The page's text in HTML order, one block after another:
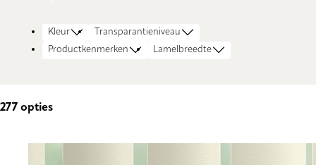
Kleur
Transparantieniveau
Productkenmerken
Lamelbreedte
277 opties